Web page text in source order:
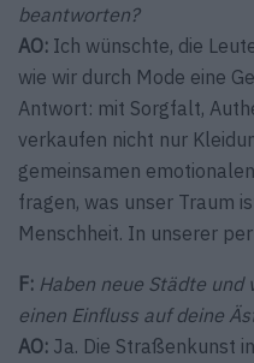
beantworten?
AO: Ich wünschte, die
wie wir durch Mode eine
Antwort: mit Sorgfalt,
verkaufen nicht nur
gemeinsamen
fragen, was unser Traum
Menschheit. In unserer
F: Haben neue Städte und
einen Einfluss auf deine
AO: Ja. Die Straßenkunst